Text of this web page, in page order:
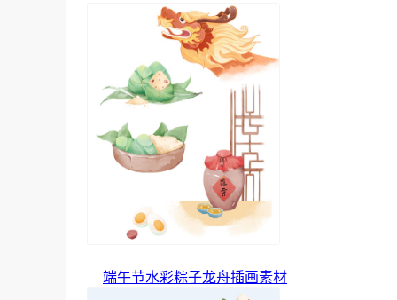
端午节水彩粽子龙舟插画素材